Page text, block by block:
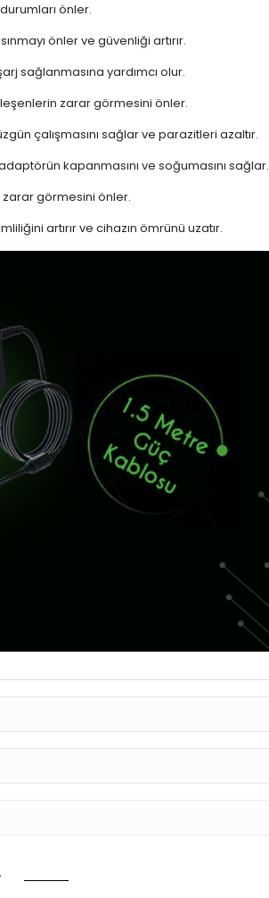
önler.
önler ve güvenliği artırır.
sağlanmasına yardımcı olur.
zarar görmesini önler.
çalışmasını sağlar ve parazitleri azaltır.
kapanmasını ve soğumasını sağlar.
görmesini önler.
artırır ve cihazın ömrünü uzatır.